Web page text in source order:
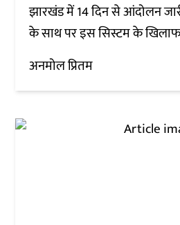
झारखंड में 14 दिन से आंदोलन जारी,
के साथ पर इस सिस्टम के
अनमोल प्रितम